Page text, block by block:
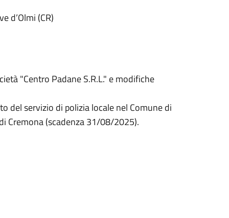
d’Olmi (CR)
"Centro Padane S.R.L." e modifiche
del servizio di polizia locale nel Comune di
Cremona (scadenza 31/08/2025).